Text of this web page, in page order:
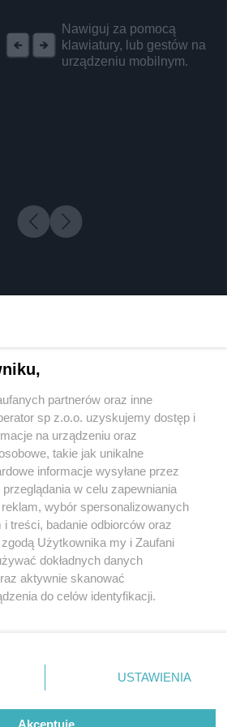
Nawiguj za pomocą
klawiatury, lub gestów na
urządzeniu mobilnym.
2 / 0
regulamin korzystania z portali
Skontakuj sięz nami
Kontakt
Wydawca
Redakcja
partnerów oraz inne
sp z.o.o. uzyskujemy dostęp i
na urządzeniu oraz
takie jak unikalne
informacje wysyłane przez
w celu zapewniania
wybór spersonalizowanych
treści, badanie odbiorców oraz
zgodą Użytkownika my i Zaufani
dokładnych danych
aktywnie skanować
do celów identyfikacji.
przycisk ustawień prywatności
dolnym rogu strony
danych nie wymagają zgody
prawo sprzeciwić się takiemu
USTAWIENIA
Akceptuję